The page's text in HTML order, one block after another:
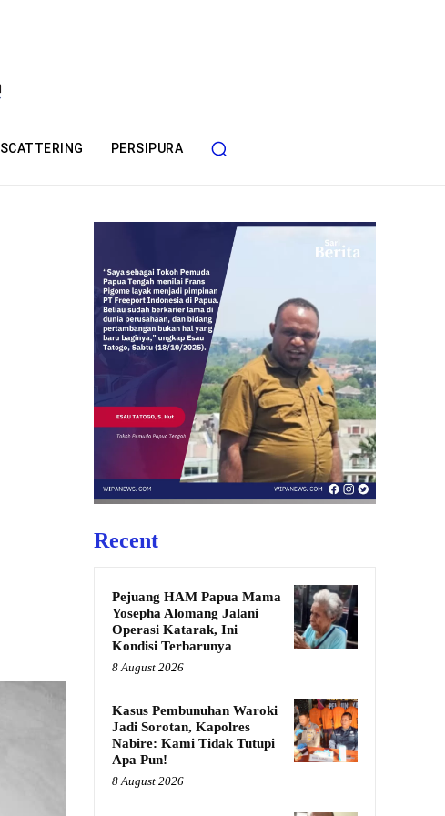
SCATTERING PERSIPURA
Recent
Pejuang HAM Papua Mama
Yosepha Alomang Jalani
Operasi Katarak, Ini
Kondisi Terbarunya
8 August 2026
Kasus Pembunuhan Waroki
Jadi Sorotan, Kapolres
Nabire: Kami Tidak Tutupi
Apa Pun!
8 August 2026